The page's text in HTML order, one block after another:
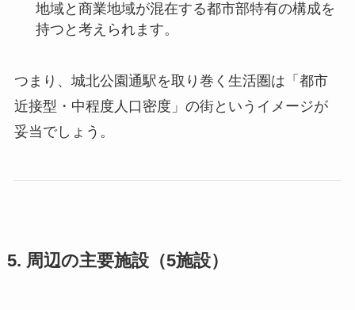
地域と商業地域が混在する都市部特有の構成を
持つと考えられます。
つまり、城北公園通駅を取り巻く生活圏は「都市
近接型・中程度人口密度」の街というイメージが
妥当でしょう。
5. 周辺の主要施設（5施設）